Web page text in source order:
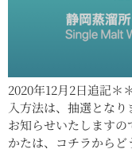
2020年12月2日追記
入方法は、抽選とな
お知らせいたします
かたは、コチラから